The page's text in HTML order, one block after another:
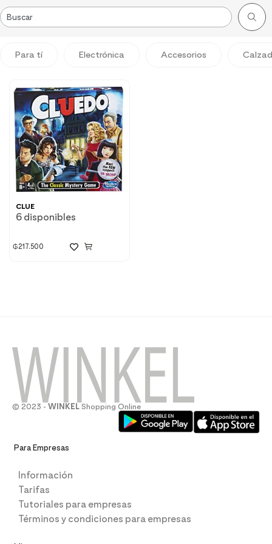
Para tí Electrónica Accesorios
CLUE
6 disponibles
₲217.500
© 2023 - WINKEL Shopping Online
Para Empresas
Información
Tarifas
Tutoriales para empresas
Términos y condiciones para empresas